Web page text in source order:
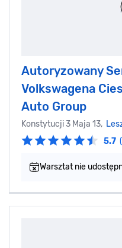
Autoryzowany
Volkswagena
Auto Group
Konstytucji 3 Maja 13,
5.7
Warsztat nie